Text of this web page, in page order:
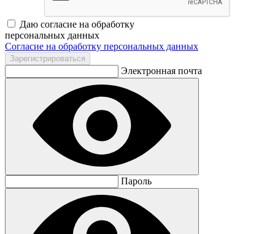
Даю согласие на обработку
персональных данных
Согласие на обработку персональных данных
Электронная почта
Пароль